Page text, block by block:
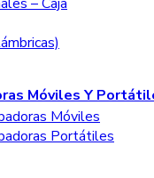
Móviles Y
Móviles
Portátiles